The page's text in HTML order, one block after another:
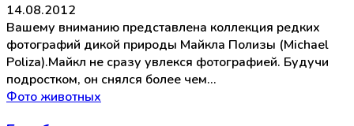
14.08.2012
Вашему вниманию представлена коллекция редких
фотографий дикой природы Майкла Полизы (Michael
Poliza).Майкл не сразу увлекся фотографией. Будучи
подростком, он снялся более чем…
Фото животных